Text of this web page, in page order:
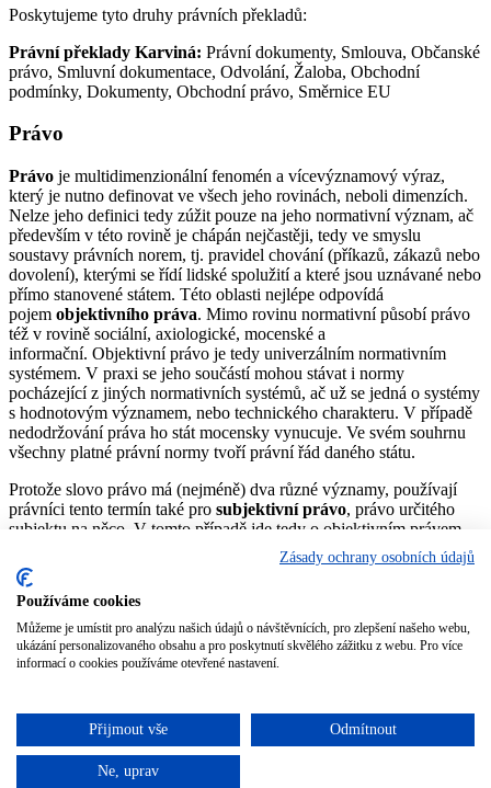
Poskytujeme tyto druhy právních překladů:
Právní překlady Karviná: Právní dokumenty, Smlouva, Občanské
právo, Smluvní dokumentace, Odvolání, Žaloba, Obchodní
podmínky, Dokumenty, Obchodní právo, Směrnice EU
Právo
Právo je multidimenzionální fenomén a vícevýznamový výraz,
který je nutno definovat ve všech jeho rovinách, neboli dimenzích.
Nelze jeho definici tedy zúžit pouze na jeho normativní význam, ač
především v této rovině je chápán nejčastěji, tedy ve smyslu
soustavy právních norem, tj. pravidel chování (příkazů, zákazů nebo
dovolení), kterými se řídí lidské spolužití a které jsou uznávané nebo
přímo stanovené státem. Této oblasti nejlépe odpovídá
pojem objektivního práva. Mimo rovinu normativní působí právo
též v rovině sociální, axiologické, mocenské a
informační. Objektivní právo je tedy univerzálním normativním
systémem. V praxi se jeho součástí mohou stávat i normy
pocházející z jiných normativních systémů, ač už se jedná o systémy
s hodnotovým významem, nebo technického charakteru. V případě
nedodržování práva ho stát mocensky vynucuje. Ve svém souhrnu
všechny platné právní normy tvoří právní řád daného státu.
Protože slovo právo má (nejméně) dva různé významy, používají
právníci tento termín také pro subjektivní právo, právo určitého
subjektu na něco. V tomto případě jde tedy o objektivním právem
zaručenou možnost chovat se určitým způsobem.
Právo z různých hledisek zkoumá právní věda. Všeobecné znalosti
o něm, představy o jeho platnosti a oprávněnosti se pak označují
jako právní vědomí.
Zdroj:https://cs.wikipedia.org/wiki/Právo
Reference
Jak objednat překlad
Zásady ochrany osobních údajů
Používáme cookies
Můžeme je umístit pro analýzu našich údajů o návštěvnících, pro zlepšení našeho webu,
ukázání personalizovaného obsahu a pro poskytnutí skvělého zážitku z webu. Pro více
informací o cookies používáme otevřené nastavení.
Přijmout vše Odmítnout
Ne, uprav